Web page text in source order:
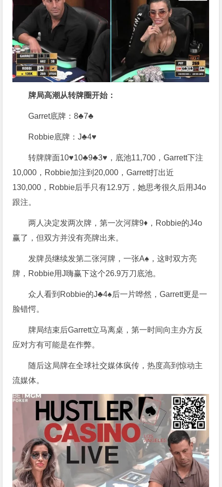
牌局高潮从转牌圈开始：
Garret底牌：8♣7♣
Robbie底牌：J♣4♥
转牌牌面10♥10♣9♣3♥，底池11,700，Garrett下注
10,000，Robbie加注到20,000，Garrett打出近
130,000，Robbie后手只有12.9万，她思考很久后用J4o
跟注。
两人决定发两次牌，第一次河牌9♦，Robbie的J4o
赢了，但双方并没有亮牌出来。
发牌员继续发第二张河牌，一张A♠，这时双方亮
牌，Robbie用J嗨赢下这个26.9万刀底池。
众人看到Robbie的J♣4♠后一片哗然，Garrett更是一
脸错愕。
牌局结束后Garrett立马离桌，第一时间向主办方反
应对方有可能是在作弊。
随后这局牌在全球社交媒体疯传，热度高到惊动主
流媒体。